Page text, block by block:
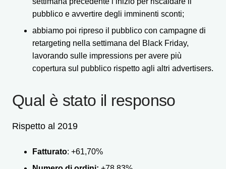
pubblico e avvertire degli imminenti sconti;
abbiamo poi ripreso il pubblico con campagne di
retargeting nella settimana del Black Friday,
lavorando sulle impressions per avere più
copertura sul pubblico rispetto agli altri advertisers.
Qual è stato il responso
Rispetto al 2019
Fatturato: +61,70%